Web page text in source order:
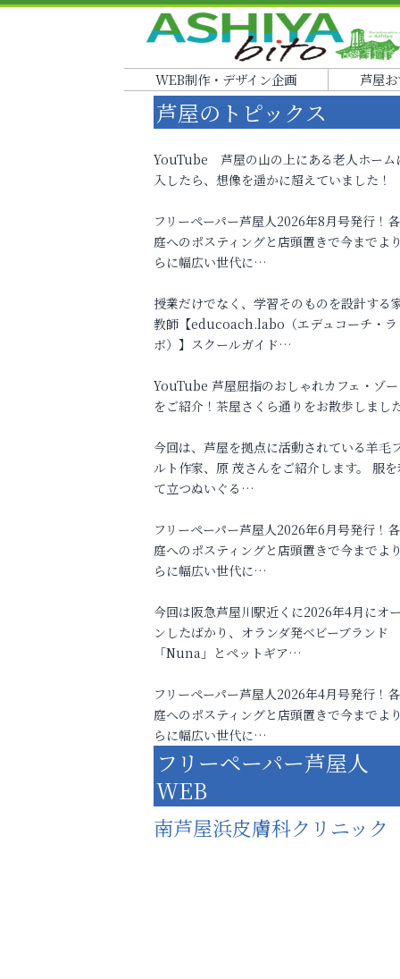
WEB制作・デザイン企画 芦屋
芦屋のトピックス
YouTube 芦屋の山の上にある老人ホーム
入したら、想像を遥かに超えていました！
フリーペーパー芦屋人2026年8月号発行！
庭へのポスティングと店頭置きで今までよ
らに幅広い世代に…
授業だけでなく、学習そのものを設計する
教師【educoach.labo（エデュコーチ・ラ
ボ）】スクールガイド…
YouTube 芦屋屈指のおしゃれカフェ・ゾ
をご紹介！茶屋さくら通りをお散歩しまし
今回は、芦屋を拠点に活動されている羊毛
ルト作家、原 茂さんをご紹介します。 服を
て立つぬいぐる…
フリーペーパー芦屋人2026年6月号発行！
庭へのポスティングと店頭置きで今までよ
らに幅広い世代に…
今回は阪急芦屋川駅近くに2026年4月にオ
ンしたばかり、オランダ発ベビーブランド
「Nuna」とペットギア…
フリーペーパー芦屋人2026年4月号発行！
庭へのポスティングと店頭置きで今までよ
らに幅広い世代に…
フリーペーパー芦屋人
WEB
南芦屋浜皮膚科クリニック